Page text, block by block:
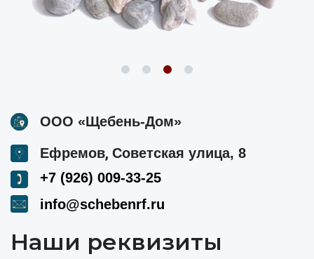
ООО «Щебень-Дом»
Ефремов, Советская улица, 8
+7 (926) 009-33-25
info@schebenrf.ru
Наши реквизиты